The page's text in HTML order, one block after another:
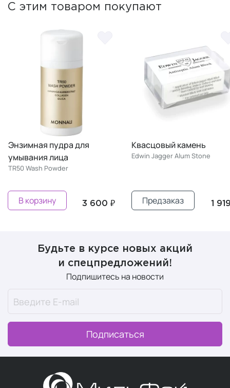
С этим товаром покупают
Энзимная пудра для
умывания лица
TR50 Wash Powder
3 600 ₽
В корзину
Квасцовый камень
Edwin Jagger Alum Stone
1
Предзаказ
Будьте в курсе новых акций
и спецпредложений!
Подпишитесь на новости
Подписаться